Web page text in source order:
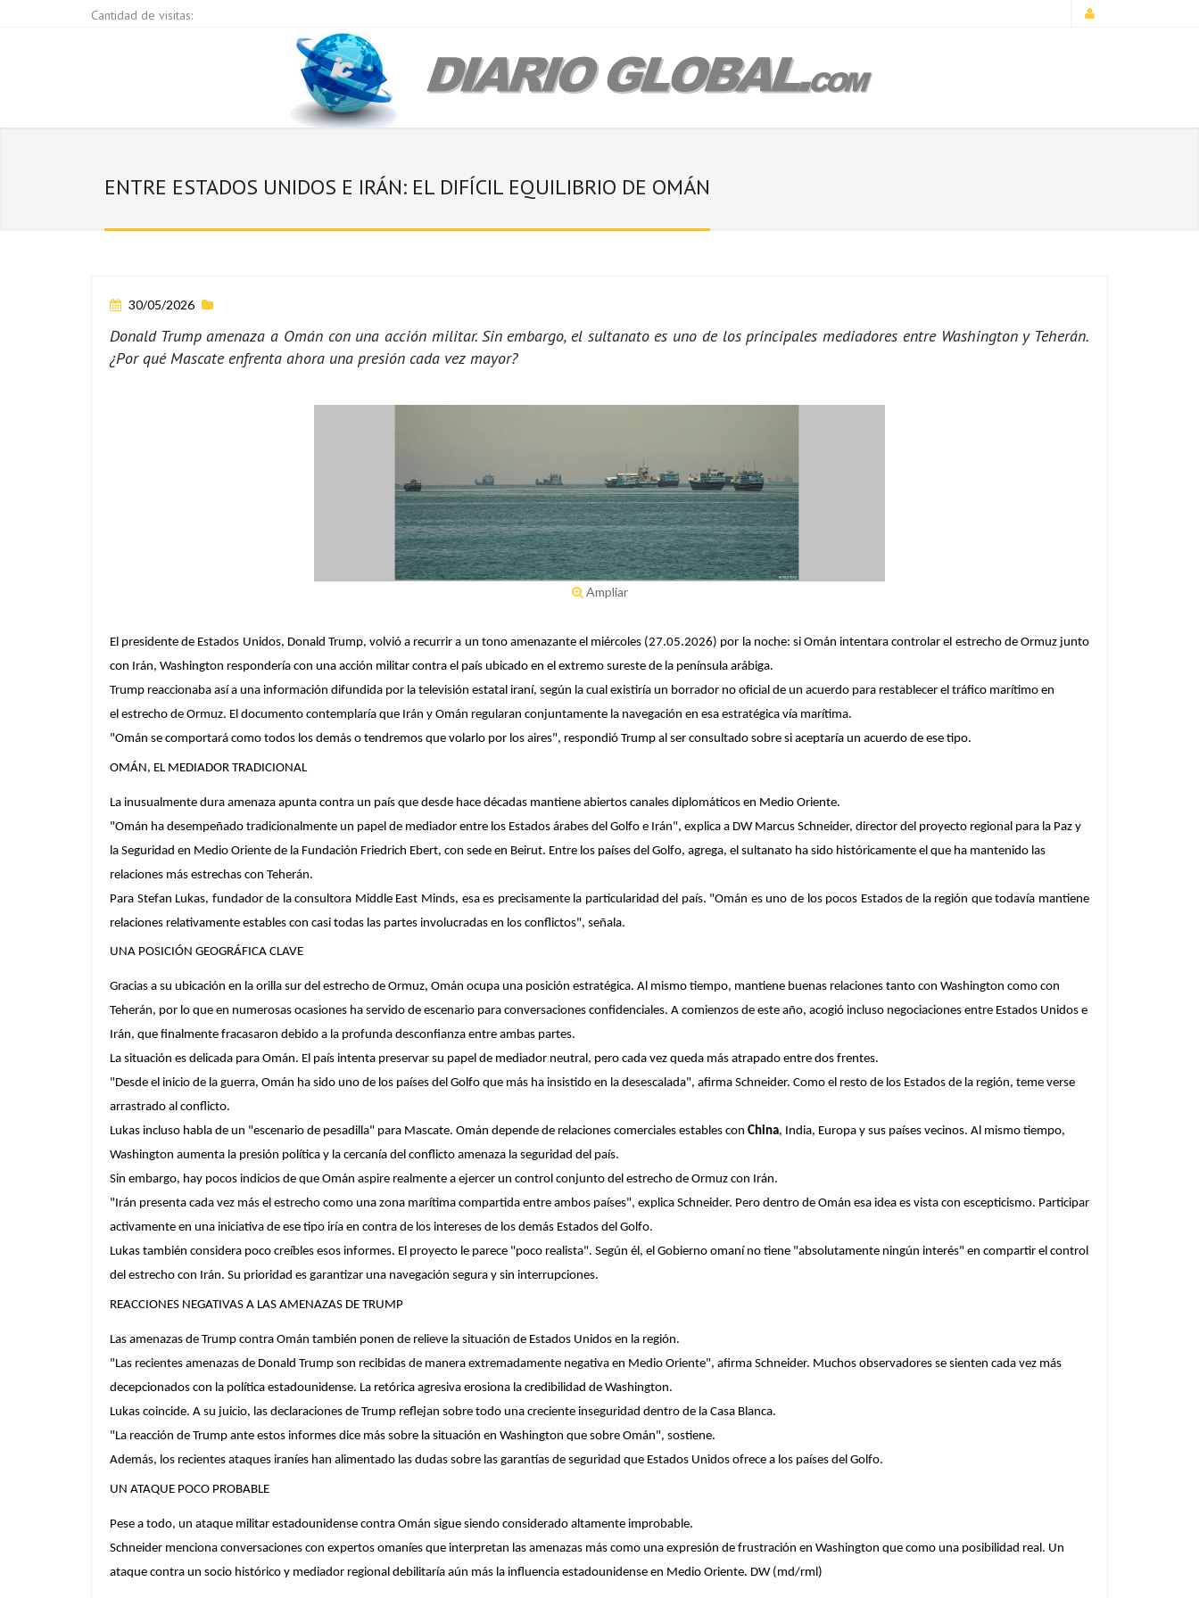
Cantidad de visitas:
ENTRE ESTADOS UNIDOS E IRÁN: EL DIFÍCIL EQUILIBRIO DE OMÁN
30/05/2026
Donald Trump amenaza a Omán con una acción militar. Sin embargo, el sultanato es uno de los principales mediadores entre Washington y Teherán.
¿Por qué Mascate enfrenta ahora una presión cada vez mayor?
Ampliar
El presidente de Estados Unidos, Donald Trump, volvió a recurrir a un tono amenazante el miércoles (27.05.2026) por la noche: si Omán intentara controlar el estrecho de Ormuz junto
con Irán, Washington respondería con una acción militar contra el país ubicado en el extremo sureste de la península arábiga.
Trump reaccionaba así a una información difundida por la televisión estatal iraní, según la cual existiría un borrador no oficial de un acuerdo para restablecer el tráfico marítimo en
el estrecho de Ormuz. El documento contemplaría que Irán y Omán regularan conjuntamente la navegación en esa estratégica vía marítima.
"Omán se comportará como todos los demás o tendremos que volarlo por los aires", respondió Trump al ser consultado sobre si aceptaría un acuerdo de ese tipo.
OMÁN, EL MEDIADOR TRADICIONAL
La inusualmente dura amenaza apunta contra un país que desde hace décadas mantiene abiertos canales diplomáticos en Medio Oriente.
"Omán ha desempeñado tradicionalmente un papel de mediador entre los Estados árabes del Golfo e Irán", explica a DW Marcus Schneider, director del proyecto regional para la Paz y
la Seguridad en Medio Oriente de la Fundación Friedrich Ebert, con sede en Beirut. Entre los países del Golfo, agrega, el sultanato ha sido históricamente el que ha mantenido las
relaciones más estrechas con Teherán.
Para Stefan Lukas, fundador de la consultora Middle East Minds, esa es precisamente la particularidad del país. "Omán es uno de los pocos Estados de la región que todavía mantiene
relaciones relativamente estables con casi todas las partes involucradas en los conflictos", señala.
UNA POSICIÓN GEOGRÁFICA CLAVE
Gracias a su ubicación en la orilla sur del estrecho de Ormuz, Omán ocupa una posición estratégica. Al mismo tiempo, mantiene buenas relaciones tanto con Washington como con
Teherán, por lo que en numerosas ocasiones ha servido de escenario para conversaciones confidenciales. A comienzos de este año, acogió incluso negociaciones entre Estados Unidos e
Irán, que finalmente fracasaron debido a la profunda desconfianza entre ambas partes.
La situación es delicada para Omán. El país intenta preservar su papel de mediador neutral, pero cada vez queda más atrapado entre dos frentes.
"Desde el inicio de la guerra, Omán ha sido uno de los países del Golfo que más ha insistido en la desescalada", afirma Schneider. Como el resto de los Estados de la región, teme verse
arrastrado al conflicto.
Lukas incluso habla de un "escenario de pesadilla" para Mascate. Omán depende de relaciones comerciales estables con China, India, Europa y sus países vecinos. Al mismo tiempo,
Washington aumenta la presión política y la cercanía del conflicto amenaza la seguridad del país.
Sin embargo, hay pocos indicios de que Omán aspire realmente a ejercer un control conjunto del estrecho de Ormuz con Irán.
"Irán presenta cada vez más el estrecho como una zona marítima compartida entre ambos países", explica Schneider. Pero dentro de Omán esa idea es vista con escepticismo. Participar
activamente en una iniciativa de ese tipo iría en contra de los intereses de los demás Estados del Golfo.
Lukas también considera poco creíbles esos informes. El proyecto le parece "poco realista". Según él, el Gobierno omaní no tiene "absolutamente ningún interés" en compartir el control
del estrecho con Irán. Su prioridad es garantizar una navegación segura y sin interrupciones.
REACCIONES NEGATIVAS A LAS AMENAZAS DE TRUMP
Las amenazas de Trump contra Omán también ponen de relieve la situación de Estados Unidos en la región.
"Las recientes amenazas de Donald Trump son recibidas de manera extremadamente negativa en Medio Oriente", afirma Schneider. Muchos observadores se sienten cada vez más
decepcionados con la política estadounidense. La retórica agresiva erosiona la credibilidad de Washington.
Lukas coincide. A su juicio, las declaraciones de Trump reflejan sobre todo una creciente inseguridad dentro de la Casa Blanca.
"La reacción de Trump ante estos informes dice más sobre la situación en Washington que sobre Omán", sostiene.
Además, los recientes ataques iraníes han alimentado las dudas sobre las garantías de seguridad que Estados Unidos ofrece a los países del Golfo.
UN ATAQUE POCO PROBABLE
Pese a todo, un ataque militar estadounidense contra Omán sigue siendo considerado altamente improbable.
Schneider menciona conversaciones con expertos omaníes que interpretan las amenazas más como una expresión de frustración en Washington que como una posibilidad real. Un
ataque contra un socio histórico y mediador regional debilitaría aún más la influencia estadounidense en Medio Oriente. DW (md/rml)